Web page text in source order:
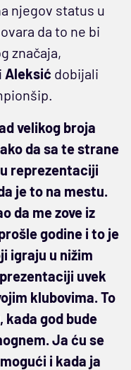
njegov status u
da to ne bi
značaja,
i Aleksić dobijali
velikog broja
da sa te strane
reprezentaciji
je to na mestu.
da me zove iz
godine i to je
igraju u nižim
uvek
klubovima. To
kada god bude
Ja ću se
i kada ja